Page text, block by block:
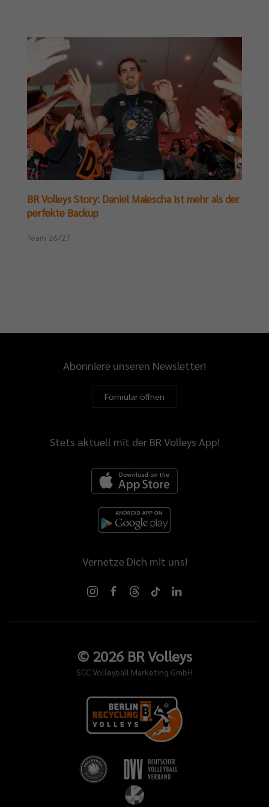
BR Volleys Story: Daniel Malescha ist mehr als der
perfekte Backup
Team 26/27
Abonniere unseren Newsletter!
Formular öffnen
Stets aktuell mit der BR Volleys App!
Vernetze Dich mit uns!
© 2026BR Volleys
SCC Volleyball Marketing GmbH